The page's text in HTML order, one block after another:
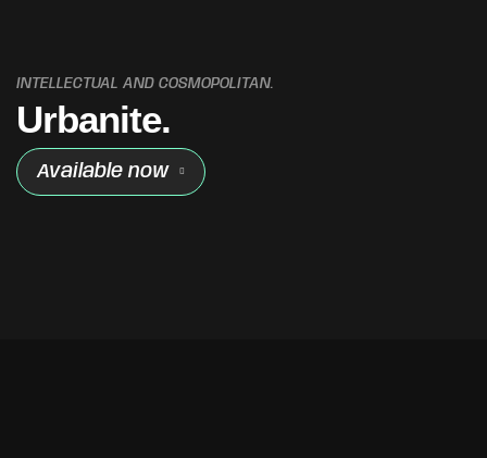
INTELLECTUAL AND COSMOPOLITAN.
Urbanite.
Available now